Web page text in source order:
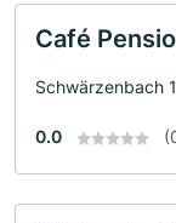
Café
Schwärzenbach
0.0